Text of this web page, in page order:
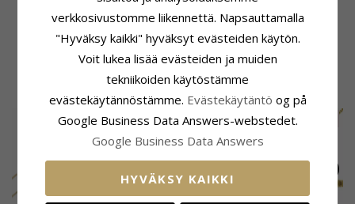
Toimitusaika
Sopii Leveisiin Kultaketjuihin
Käärme Maks.:
Venetsia Maks.: 1,4 mm
ASIAKKAAT OSTAVAT MYÖS
SALE
verkkosivustomme liikennettä. Napsauttamalla
"Hyväksy kaikki" hyväksyt evästeiden käytön.
Voit lukea lisää evästeiden ja muiden
tekniikoiden käytöstämme
evästekäytännöstämme. Evästekäytäntö og på
Google Business Data Answers-webstedet.
Google Business Data Answers
HYVÄKSY KAIKKI